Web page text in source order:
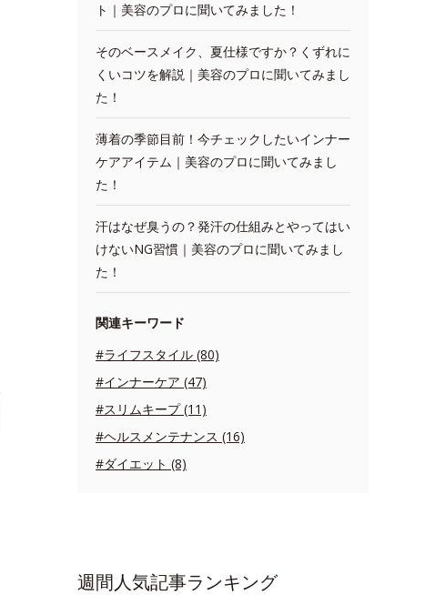
ト｜美容のプロに聞いてみました！
そのベースメイク、夏仕様ですか？くずれに
くいコツを解説｜美容のプロに聞いてみまし
た！
薄着の季節目前！今チェックしたいインナー
ケアアイテム｜美容のプロに聞いてみまし
た！
汗はなぜ臭うの？発汗の仕組みとやってはい
けないNG習慣｜美容のプロに聞いてみまし
た！
関連キーワード
#ライフスタイル (80)
#インナーケア (47)
#スリムキープ (11)
#ヘルスメンテナンス (16)
#ダイエット (8)
週間人気記事ランキング